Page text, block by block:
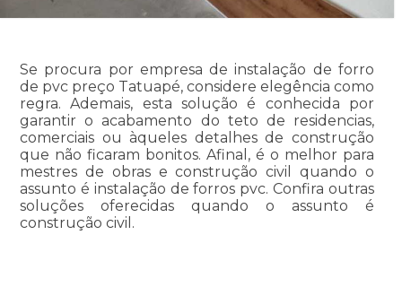
Se procura por empresa de instalação de forro
de pvc preço Tatuapé, considere elegência como
regra. Ademais, esta solução é conhecida por
garantir o acabamento do teto de residencias,
comerciais ou àqueles detalhes de construção
que não ficaram bonitos. Afinal, é o melhor para
mestres de obras e construção civil quando o
assunto é instalação de forros pvc. Confira outras
soluções oferecidas quando o assunto é
construção civil.